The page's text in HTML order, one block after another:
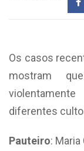
Os casos
mostram
diferentes
Pauteiro: